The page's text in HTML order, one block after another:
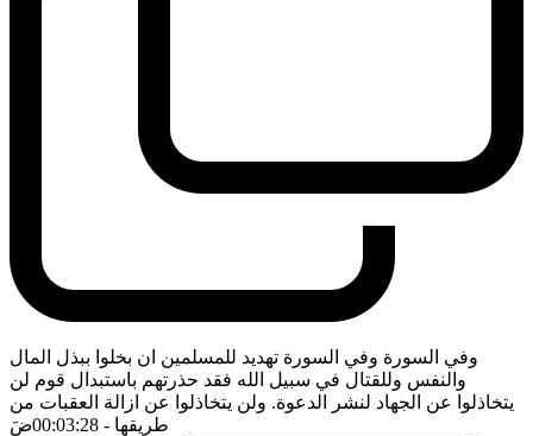
وفي السورة وفي السورة تهديد للمسلمين ان بخلوا ببذل المال
والنفس وللقتال في سبيل الله فقد حذرتهم باستبدال قوم لن
يتخاذلوا عن الجهاد لنشر الدعوة. ولن يتخاذلوا عن ازالة العقبات من
طريقها - 00:03:28 ضَ